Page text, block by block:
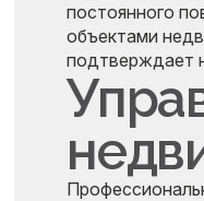
постоянного
объектами
подтверждает